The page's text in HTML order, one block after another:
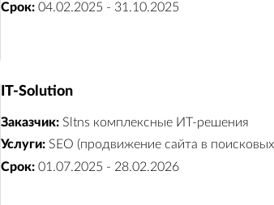
Срок: 04.02.2025 - 31.10.2025
IT-Solution
Заказчик: Sltns комплексные ИТ-решения
Услуги: SEO (продвижение сайта в
Срок: 01.07.2025 - 28.02.2026